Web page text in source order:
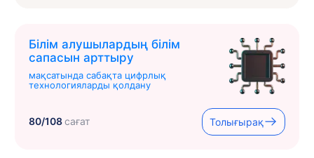
Білім алушылардың білім
сапасын арттыру
мақсатында сабақта цифрлық
технологияларды қолдану
80/108сағат Толығырақ